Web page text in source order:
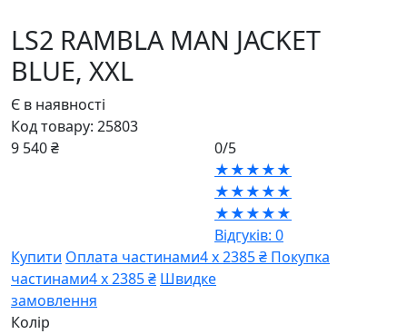
LS2 RAMBLA MAN JACKET
BLUE, XXL
Є в наявності
Код товару: 25803
9 540 ₴
0/5
★★★★★
★★★★★
★★★★★
Відгуків: 0
Купити Оплата частинами4 х 2385 ₴ Покупка
частинами4 х 2385 ₴ Швидке
замовлення
Колір